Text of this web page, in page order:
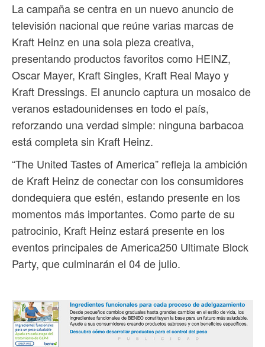
La campaña se centra en un nuevo anuncio de
televisión nacional que reúne varias marcas de
Kraft Heinz en una sola pieza creativa,
presentando productos favoritos como HEINZ,
Oscar Mayer, Kraft Singles, Kraft Real Mayo y
Kraft Dressings. El anuncio captura un mosaico de
veranos estadounidenses en todo el país,
reforzando una verdad simple: ninguna barbacoa
está completa sin Kraft Heinz.
“The United Tastes of America” refleja la ambición
de Kraft Heinz de conectar con los consumidores
dondequiera que estén, estando presente en los
momentos más importantes. Como parte de su
patrocinio, Kraft Heinz estará presente en los
eventos principales de America250 Ultimate Block
Party, que culminarán el 04 de julio.